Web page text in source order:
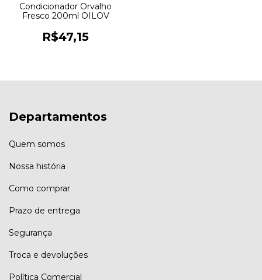
Condicionador Orvalho
Fresco 200ml OILOV
R$47,15
Departamentos
Quem somos
Nossa história
Como comprar
Prazo de entrega
Segurança
Troca e devoluções
Política Comercial